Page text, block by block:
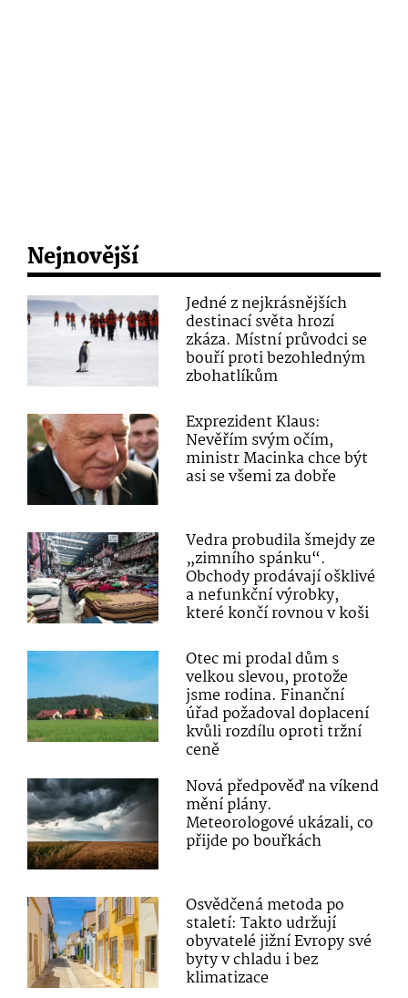
Nejnovější
Jedné z nejkrásnějších
destinací světa hrozí
zkáza. Místní průvodci se
bouří proti bezohledným
zbohatlíkům
Exprezident Klaus:
Nevěřím svým očím,
ministr Macinka chce být
asi se všemi za dobře
Vedra probudila šmejdy ze
„zimního spánku“.
Obchody prodávají ošklivé
a nefunkční výrobky,
které končí rovnou v koši
Otec mi prodal dům s
velkou slevou, protože
jsme rodina. Finanční
úřad požadoval doplacení
kvůli rozdílu oproti tržní
ceně
Nová předpověď na víkend
mění plány.
Meteorologové ukázali, co
přijde po bouřkách
Osvědčená metoda po
staletí: Takto udržují
obyvatelé jižní Evropy své
byty v chladu i bez
klimatizace